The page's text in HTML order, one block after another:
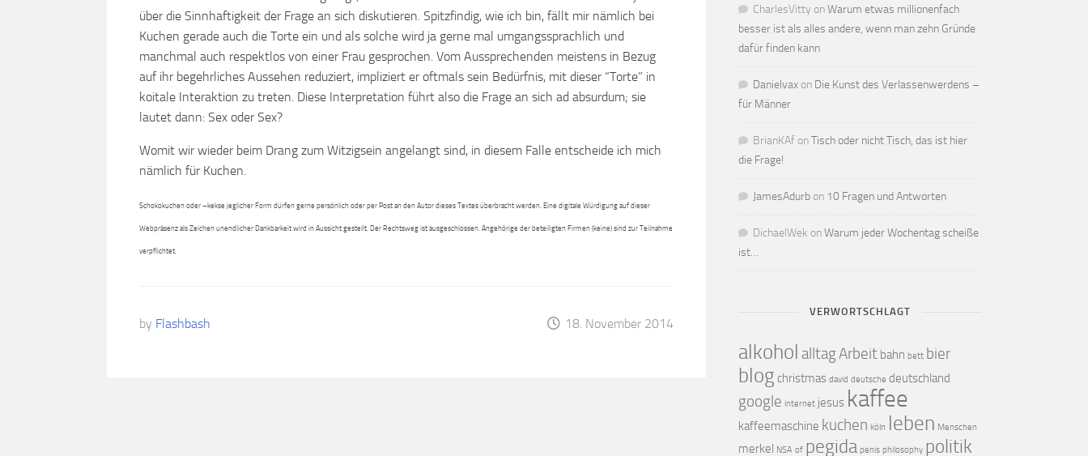
über die Sinnhaftigkeit der Frage an sich diskutieren. Spitzfindig, wie ich bin, fällt mir nämlich bei
Kuchen gerade auch die Torte ein und als solche wird ja gerne mal umgangssprachlich und
manchmal auch respektlos von einer Frau gesprochen. Vom Aussprechenden meistens in Bezug
auf ihr begehrliches Aussehen reduziert, impliziert er oftmals sein Bedürfnis, mit dieser “Torte” in
koitale Interaktion zu treten. Diese Interpretation führt also die Frage an sich ad absurdum; sie
lautet dann: Sex oder Sex?
Womit wir wieder beim Drang zum Witzigsein angelangt sind, in diesem Falle entscheide ich mich
nämlich für Kuchen.
Schokokuchen oder –kekse jeglicher Form dürfen gerne persönlich oder per Post an den Autor dieses Textes überbracht werden. Eine digitale Würdigung auf dieser
Webpräsenz als Zeichen unendlicher Dankbarkeit wird in Aussicht gestellt. Der Rechtsweg ist ausgeschlossen. Angehörige der beteiligten Firmen (keine) sind zur Teilnahme
verpflichtet.
by Flashbash 18. November 2014
CharlesVitty onWarum etwas millionenfach
besser ist als alles andere, wenn man zehn Gründe
dafür finden kann
Danielvax on Die Kunst des Verlassenwerdens –
für Männer
BrianKAf onTisch oder nicht Tisch, das ist hier
die Frage!
JamesAdurb on 10 Fragen und Antworten
DichaelWek onWarum jeder Wochentag scheiße
ist…
VERWORTSCHLAGT
alkohol alltagArbeit bahn bett bier
blog christmas david deutsche deutschland
google internet jesus kaffee
kaffeemaschine kuchen köln leben Menschen
merkel NSA of pegida penis philosophy politik